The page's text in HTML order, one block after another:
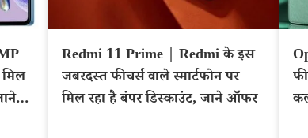
Redmi 11 Prime | Redmi के इस
जबरदस्त फीचर्स वाले स्मार्टफोन पर
मिल रहा है बंपर डिस्काउंट, जाने ऑफर